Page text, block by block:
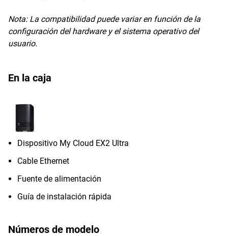
Nota: La compatibilidad puede variar en función de la
configuración del hardware y el sistema operativo del
usuario.
En la caja
Dispositivo My Cloud EX2 Ultra
Cable Ethernet
Fuente de alimentación
Guía de instalación rápida
Números de modelo